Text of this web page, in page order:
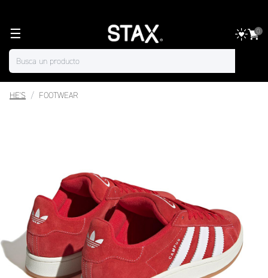
☰ 0
HE'S FOOTWEAR